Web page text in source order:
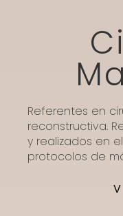
Referentes en
reconstructiva.
y realizados en
protocolos de